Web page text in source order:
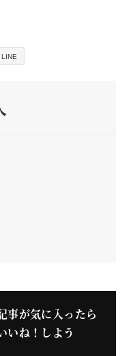
LINE
事が気に入ったら
いね！しよう